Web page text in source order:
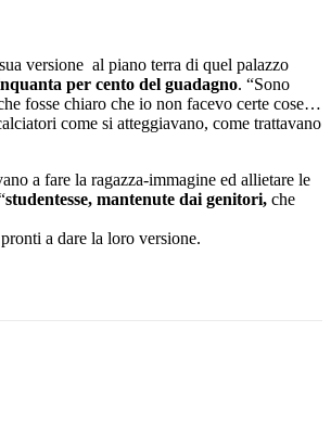
versione al piano terra di quel palazzo
per cento del guadagno. “Sono
fosse chiaro che io non facevo certe cose…
come si atteggiavano, come trattavano
a fare la ragazza-immagine ed allietare le
studentesse, mantenute dai genitori, che
a dare la loro versione.